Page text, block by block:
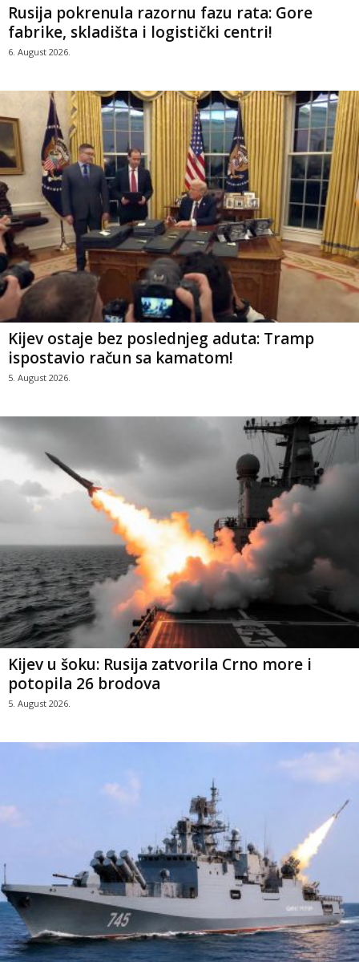
Rusija pokrenula razornu fazu rata: Gore
fabrike, skladišta i logistički centri!
6. August 2026.
Kijev ostaje bez poslednjeg aduta: Tramp
ispostavio račun sa kamatom!
5. August 2026.
Kijev u šoku: Rusija zatvorila Crno more i
potopila 26 brodova
5. August 2026.